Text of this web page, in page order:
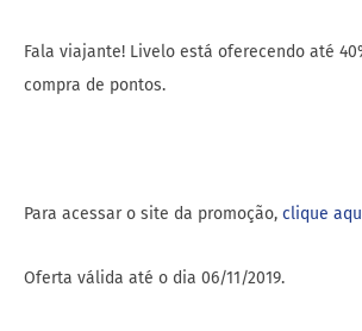
Fala viajante! Livelo está oferecendo até
compra de pontos.
Para acessar o site da promoção, clique
Oferta válida até o dia 06/11/2019.